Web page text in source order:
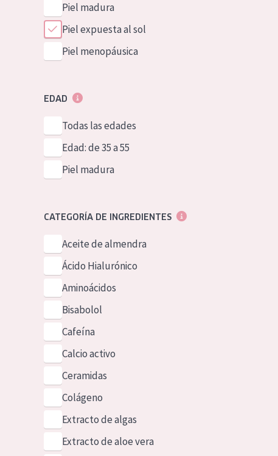
Piel madura
Piel expuesta al sol
Piel menopáusica
EDAD
Todas las edades
Edad: de 35 a 55
Piel madura
CATEGORÍA DE INGREDIENTES
Aceite de almendra
Ácido Hialurónico
Aminoácidos
Bisabolol
Cafeína
Calcio activo
Ceramidas
Colágeno
Extracto de algas
Extracto de aloe vera